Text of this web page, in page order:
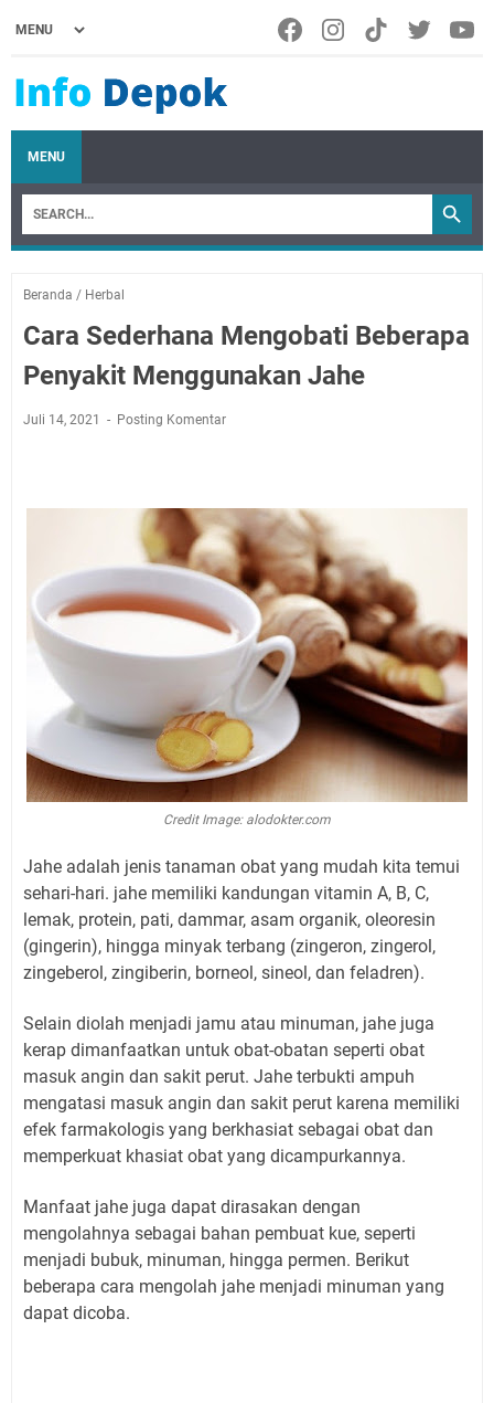
MENU
Beranda / Herbal
Cara Sederhana Mengobati Beberapa
Penyakit Menggunakan Jahe
Juli 14, 2021 Posting Komentar
Credit Image: alodokter.com
Jahe adalah jenis tanaman obat yang mudah kita temui
sehari-hari. jahe memiliki kandungan vitamin A, B, C,
lemak, protein, pati, dammar, asam organik, oleoresin
(gingerin), hingga minyak terbang (zingeron, zingerol,
zingeberol, zingiberin, borneol, sineol, dan feladren).
Selain diolah menjadi jamu atau minuman, jahe juga
kerap dimanfaatkan untuk obat-obatan seperti obat
masuk angin dan sakit perut. Jahe terbukti ampuh
mengatasi masuk angin dan sakit perut karena memiliki
efek farmakologis yang berkhasiat sebagai obat dan
memperkuat khasiat obat yang dicampurkannya.
Manfaat jahe juga dapat dirasakan dengan
mengolahnya sebagai bahan pembuat kue, seperti
menjadi bubuk, minuman, hingga permen. Berikut
beberapa cara mengolah jahe menjadi minuman yang
dapat dicoba.